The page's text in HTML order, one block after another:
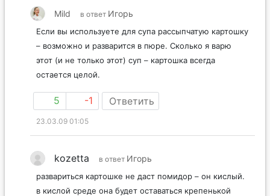
Mild в ответ Игорь
Если вы используете для супа рассыпчатую картошку
– возможно и разварится в пюре. Сколько я варю
этот (и не только этот) суп – картошка всегда
остается целой.
5 -1 Ответить
23.03.09 01:05
kozetta в ответ Игорь
развариться картошке не даст помидор – он кислый.
в кислой среде она будет оставаться крепенькой